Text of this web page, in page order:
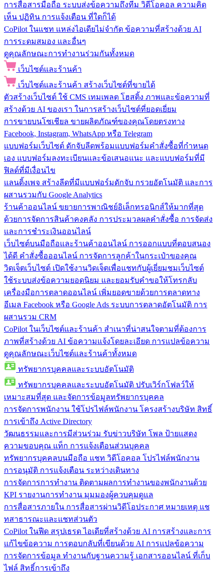
การสื่อสารมือถือ ระบบส่งข้อความถึงทีม วิดีโอคอล ความคิด
เห็น ปฏิทิน การแจ้งเตือน ที่ใดก็ได้
CoPilot ในแชท แหล่งไอเดียไม่จำกัด ข้อความที่สร้างด้วย AI
การระดมสมอง และอื่นๆ
ดูคุณลักษณะการทำงานร่วมกันทั้งหมด
เว็บไซต์และร้านค้า
เว็บไซต์และร้านค้า สร้างเว็บไซต์ที่ขายได้
ตัวสร้างเว็บไซต์ ใช้ CMS เทมเพลต โฮสติ้ง ภาพและข้อความที่
สร้างด้วย AI ของเรา ในการสร้างเว็บไซต์ที่ยอดเยี่ยม
การขายบนโซเชียล ขายผลิตภัณฑ์ของคุณโดยตรงทาง
Facebook, Instagram, WhatsApp หรือ Telegram
แบบฟอร์มเว็บไซต์ ดักจับลีดพร้อมแบบฟอร์มคำสั่งซื้อที่กำหนด
เอง แบบฟอร์มลงทะเบียนและข้อเสนอแนะ และแบบฟอร์มที่มี
ฟิลด์ที่มีเงื่อนไข
แลนดิ้งเพจ สร้างลีดที่มีแบบฟอร์มดักจับ กรวยอัตโนมัติ และการ
ผสานรวมกับ Google Analytics
ร้านค้าออนไลน์ ขยายการพาณิชย์อิเล็กทรอนิกส์ให้มากที่สุด
ด้วยการจัดการสินค้าคงคลัง การประมวลผลคำสั่งซื้อ การจัดส่ง
และการชำระเงินออนไลน์
เว็บไซต์บนมือถือและร้านค้าออนไลน์ การออกแบบที่ตอบสนอง
ได้ดี คำสั่งซื้อออนไลน์ การจัดการลูกค้าในกระเป๋าของคุณ
วิดเจ็ตเว็บไซต์ เปิดใช้งานวิดเจ็ตเพื่อแชทกับผู้เยี่ยมชมเว็บไซต์
ใช้ระบบส่งข้อความยอดนิยม และยอมรับคำขอให้โทรกลับ
เครื่องมือการตลาดออนไลน์ เพิ่มยอดขายด้วยการตลาดทาง
อีเมล Facebook หรือ Google Ads ระบบการตลาดอัตโนมัติ การ
ผสานรวม CRM
CoPilot ในเว็บไซต์และร้านค้า สำเนาที่น่าสนใจตามที่ต้องการ
ภาพที่สร้างด้วย AI ข้อความแจ้งโดยละเอียด การแปลข้อความ
ดูคุณลักษณะเว็บไซต์และร้านค้าทั้งหมด
ทรัพยากรบุคคลและระบบอัตโนมัติ
ทรัพยากรบุคคลและระบบอัตโนมัติ ปรับเวิร์กโฟลว์ให้
เหมาะสมที่สุด และจัดการข้อมูลทรัพยากรบุคคล
การจัดการพนักงาน ใช้โปรไฟล์พนักงาน โครงสร้างบริษัท สิทธิ์
การเข้าถึง Active Directory
วัฒนธรรมและการมีส่วนร่วม รับข่าวบริษัท โพล ป้ายแสดง
ความขอบคุณ แท็ก การแจ้งเตือนส่วนบุคคล
ทรัพยากรบุคคลบนมือถือ แชท วิดีโอคอล โปรไฟล์พนักงาน
การอนุมัติ การแจ้งเตือน ระหว่างเดินทาง
การจัดการการทำงาน ติดตามผลการทำงานของพนักงานด้วย
KPI รายงานการทำงาน มุมมองผู้ควบคุมดูแล
การสื่อสารภายใน การสื่อสารผ่านวิดีโอประกาศ หมายเหตุ แช
ทสาธารณะและแชทส่วนตัว
CoPilot ในฟีด สรุปเธรด ไอเดียที่สร้างด้วย AI การสร้างและการ
แก้ไขข้อความ การตอบกลับที่เขียนด้วย AI การแปลข้อความ
การจัดการข้อมูล ทำงานกับฐานความรู้ เอกสารออนไลน์ ที่เก็บ
ไฟล์ สิทธิ์การเข้าถึง